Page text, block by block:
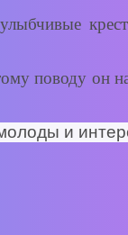
поводу он
и